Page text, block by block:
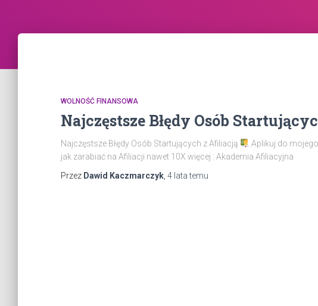
WOLNOŚĆ FINANSOWA
Najczęstsze Błędy Osób
Najczęstsze Błędy Osób Startujących z Afiliacją Aplikuj do
jak zarabiać na Afiliacji nawet 10X więcej : Akademia Afiliacyjna
Przez Dawid Kaczmarczyk 4 latatemu